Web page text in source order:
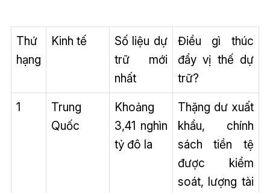
Thứ
hạng
Kinh tế
Số liệu dự
trữ mới
nhất
Điều gì thúc
đẩy vị thế dự
trữ?
1
Trung
Quốc
Khoảng
3,41 nghìn
tỷ đô la
Thặng dư xuất
khẩu, chính
sách tiền tệ
được kiểm
soát, lượng tài